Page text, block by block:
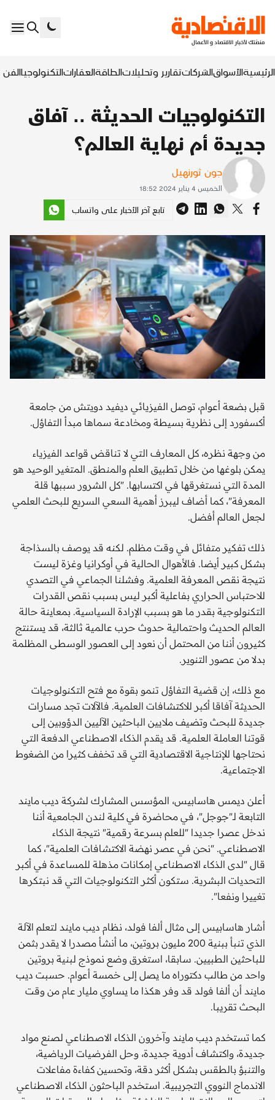
الرئيسيةالأسواقالشركاتتقارير وتحليلاتالطاقةالعقاراتالتكنولوجياالفن
التكنولوجيات الحديثة .. آفاق
جديدة أم نهاية العالم؟
جون ثورنهيل
الخميس 4 يناير 2024 18:52
تابع آخر الأخبار على واتساب
قبل بضعة أعوام، توصل الفيزيائي ديفيد دويتش من جامعة
أكسفورد إلى نظرية بسيطة ومخادعة سماها مبدأ التفاؤل.
من وجهة نظره، كل المعارف التي لا تناقض قواعد الفيزياء
يمكن بلوغها من خلال تطبيق العلم والمنطق. المتغير الوحيد هو
المدة التي نستغرقها في اكتسابها. "كل الشرور سببها قلة
المعرفة"، كما أضاف ليبرز أهمية السعي السريع للبحث العلمي
لجعل العالم أفضل.
ذلك تفكير متفائل في وقت مظلم. لكنه قد يوصف بالسذاجة
بشكل كبير أيضا. فالأهوال الحالية في أوكرانيا وغزة ليست
نتيجة نقص المعرفة العلمية. وفشلنا الجماعي في التصدي
للاحتباس الحراري بفاعلية أكبر ليس بسبب نقص القدرات
التكنولوجية بقدر ما هو بسبب الإرادة السياسية. بمعاينة حالة
العالم الحديث واحتمالية حدوث حرب عالمية ثالثة، قد يستنتج
كثيرون أننا من المحتمل أن نعود إلى العصور الوسطى المظلمة
بدلا من عصور التنوير.
مع ذلك، إن قضية التفاؤل تنمو بقوة مع فتح التكنولوجيات
الحديثة آفاقا أكبر للاكتشافات العلمية. فالآلات تجد مسارات
جديدة للبحث وتضيف ملايين الباحثين الآليين الدؤوبين إلى
قوتنا العاملة العلمية. قد يقدم الذكاء الاصطناعي الدفعة التي
نحتاجها للإنتاجية الاقتصادية التي قد تخفف كثيرا من الضغوط
الاجتماعية.
أعلن ديمس هاسابيس، المؤسس المشارك لشركة ديب مايند
التابعة لـ"جوجل"، في محاضرة في كلية لندن الجامعية أننا
ندخل عصرا جديدا "للعلم بسرعة رقمية" نتيجة الذكاء
الاصطناعي. "نحن في عصر نهضة الاكتشافات العلمية"، كما
قال "لدى الذكاء الاصطناعي إمكانات مذهلة للمساعدة في أكبر
التحديات البشرية. ستكون أكثر التكنولوجيات التي قد نبتكرها
تغييرا ونفعا".
أشار هاسابيس إلى مثال ألفا فولد، نظام ديب مايند لتعلم الآلة
الذي تنبأ ببنية 200 مليون بروتين، ما أنشأ مصدرا لا يقدر بثمن
للباحثين الطبيين. سابقا، استغرق وضع نموذج لبنية بروتين
واحد من طالب دكتوراه ما يصل إلى خمسة أعوام. حسبت ديب
مايند أن ألفا فولد قد وفر هكذا ما يساوي مليار عام من وقت
البحث تقريبا.
كما تستخدم ديب مايند وآخرون الذكاء الاصطناعي لصنع مواد
جديدة، واكتشاف أدوية جديدة، وحل الفرضيات الرياضية،
والتنبؤ بالطقس بشكل أكثر دقة، وتحسين كفاءة مفاعلات
الاندماج النووي التجريبية. استخدم الباحثون الذكاء الاصطناعي